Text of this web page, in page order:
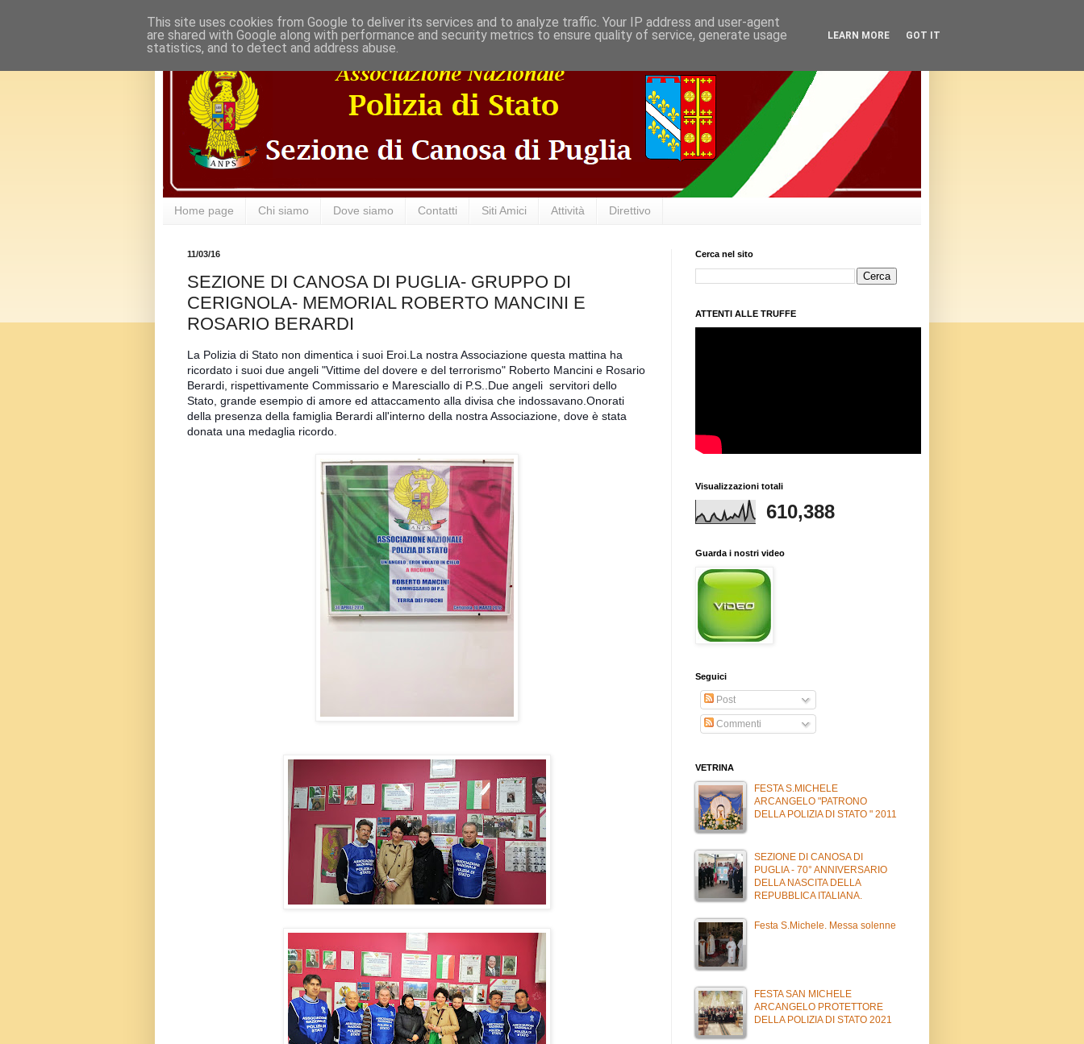
Home page Chi siamo Dove siamo Contatti Siti Amici Attività Direttivo
11/03/16
SEZIONE DI CANOSA DI PUGLIA- GRUPPO DI
CERIGNOLA- MEMORIAL ROBERTO MANCINI E
ROSARIO BERARDI
La Polizia di Stato non dimentica i suoi Eroi.La nostra Associazione questa mattina ha
ricordato i suoi due angeli "Vittime del dovere e del terrorismo" Roberto Mancini e Rosario
Berardi, rispettivamente Commissario e Maresciallo di P.S..Due angeli  servitori dello
Stato, grande esempio di amore ed attaccamento alla divisa che indossavano.Onorati
della presenza della famiglia Berardi all'interno della nostra Associazione, dove è stata
donata una medaglia ricordo.
Cerca nel sito
ATTENTI ALLE TRUFFE
Visualizzazioni totali
610,388
Guarda i nostri video
Seguici
Post
Commenti
VETRINA
FESTA S.MICHELE
ARCANGELO "PATRONO
DELLA POLIZIA DI STATO " 2011
SEZIONE DI CANOSA DI
PUGLIA - 70° ANNIVERSARIO
DELLA NASCITA DELLA
REPUBBLICA ITALIANA.
Festa S.Michele. Messa solenne
FESTA SAN MICHELE
ARCANGELO PROTETTORE
DELLA POLIZIA DI STATO 2021
This site uses cookies from Google to deliver its services and to analyze traffic. Your IP address and user-agent
are shared with Google along with performance and security metrics to ensure quality of service, generate usage
statistics, and to detect and address abuse.
LEARN MORE GOT IT